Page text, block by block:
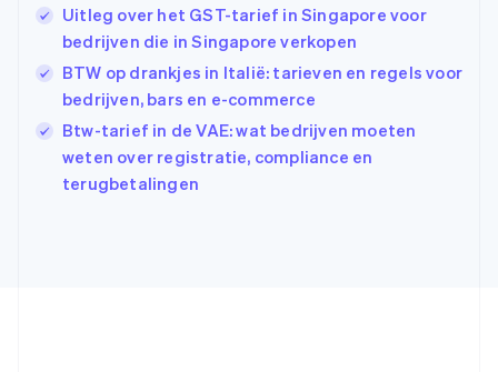
Uitleg over het GST-tarief in Singapore voor
bedrijven die in Singapore verkopen
BTW op drankjes in Italië: tarieven en regels voor
bedrijven, bars en e-commerce
Btw-tarief in de VAE: wat bedrijven moeten
weten over registratie, compliance en
terugbetalingen
English
Hongkong SAR, China
English简体中文
Ierland
English
India
English
Italië